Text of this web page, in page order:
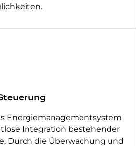
Energiemanagementsystem
Integration bestehender
Durch die Überwachung und